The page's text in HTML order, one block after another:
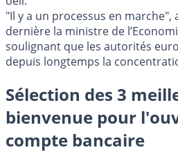
"Il y a un processus en marche",
dernière la ministre de
soulignant que les autorités
depuis longtemps la
Sélection des 3
bienvenue pour
compte bancaire